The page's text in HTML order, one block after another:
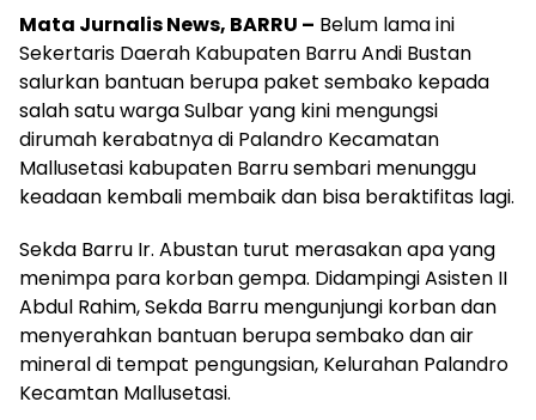
Mata Jurnalis News, BARRU – Belum lama ini
Sekertaris Daerah Kabupaten Barru Andi Bustan
salurkan bantuan berupa paket sembako kepada
salah satu warga Sulbar yang kini mengungsi
dirumah kerabatnya di Palandro Kecamatan
Mallusetasi kabupaten Barru sembari menunggu
keadaan kembali membaik dan bisa beraktifitas lagi.
Sekda Barru Ir. Abustan turut merasakan apa yang
menimpa para korban gempa. Didampingi Asisten II
Abdul Rahim, Sekda Barru mengunjungi korban dan
menyerahkan bantuan berupa sembako dan air
mineral di tempat pengungsian, Kelurahan Palandro
Kecamtan Mallusetasi.